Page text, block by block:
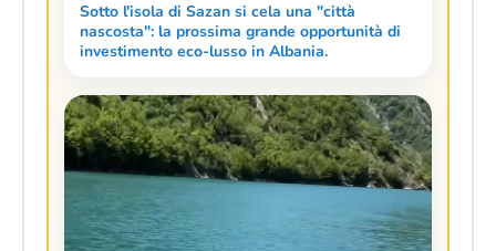
Sotto l'isola di Sazan si cela una "città
nascosta": la prossima grande opportunità di
investimento eco-lusso in Albania.